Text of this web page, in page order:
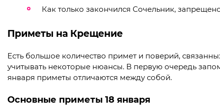
Как только закончился Сочельник,
Приметы на Крещение
Есть большое количество примет и поверий,
учитывать некоторые нюансы. В первую очередь
января приметы отличаются между собой.
Основные приметы 18 января